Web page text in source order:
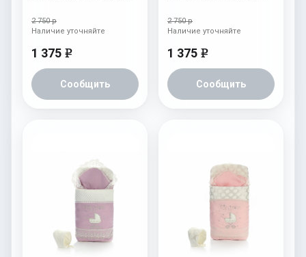
2 750 р
1 375 e
Сообщить
Наличие уточняйте
2 750 р
1 375 e
Сообщить
Наличие уточняйте